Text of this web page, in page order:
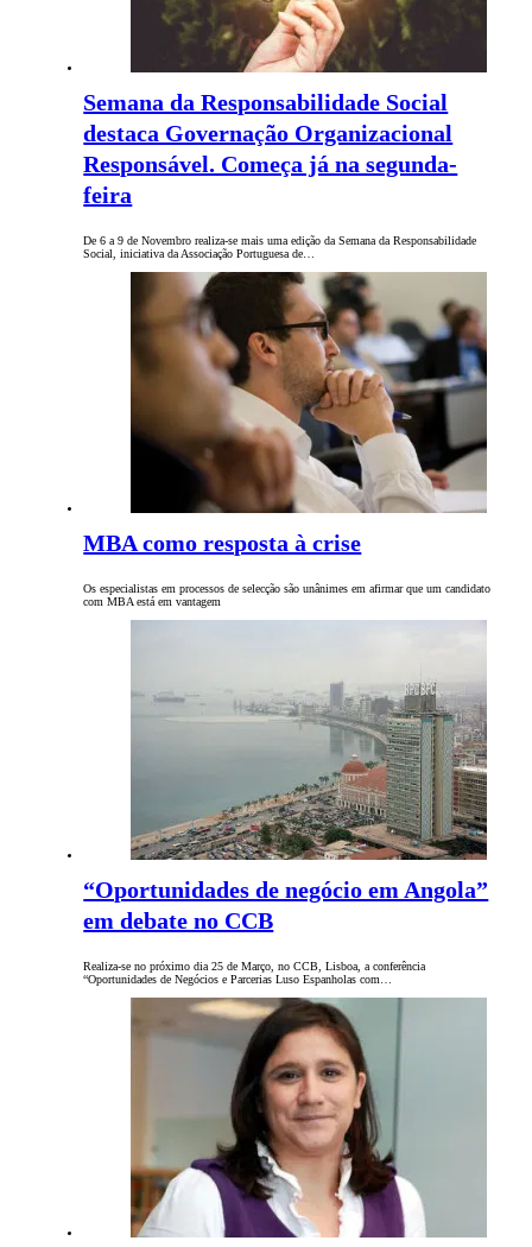
Semana da Responsabilidade Social
destaca Governação Organizacional
Responsável. Começa já na segunda-
feira
De 6 a 9 de Novembro realiza-se mais uma edição da Semana da Responsabilidade
Social, iniciativa da Associação Portuguesa de…
MBA como resposta à crise
Os especialistas em processos de selecção são unânimes em afirmar que um candidato
com MBA está em vantagem
“Oportunidades de negócio em Angola”
em debate no CCB
Realiza-se no próximo dia 25 de Março, no CCB, Lisboa, a conferência
“Oportunidades de Negócios e Parcerias Luso Espanholas com…